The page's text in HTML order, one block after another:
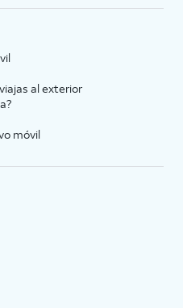
al exterior
móvil